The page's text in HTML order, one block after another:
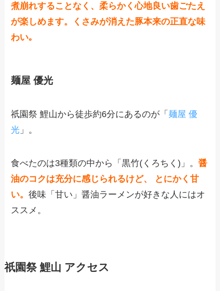
煮崩れすることなく、柔らかく心地良い歯ごたえ
が楽しめます。くさみが消えた豚本来の正直な味
わい｡
麺屋 優光
祇園祭 鯉山から徒歩約6分にあるのが「 麺屋 優
光 」。
食べたのは3種類の中から「黒竹(くろちく)」。醤
油のコクは充分に感じられるけど、 とにかく甘
い。後味「甘い」醤油ラーメンが好きな人にはオ
ススメ。
祇園祭 鯉山 アクセス